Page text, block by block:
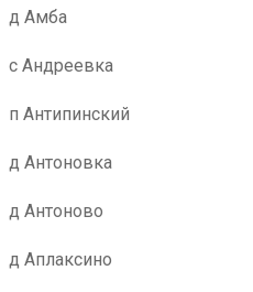
д Амба
с Андреевка
п Антипинский
д Антоновка
д Антоново
д Аплаксино